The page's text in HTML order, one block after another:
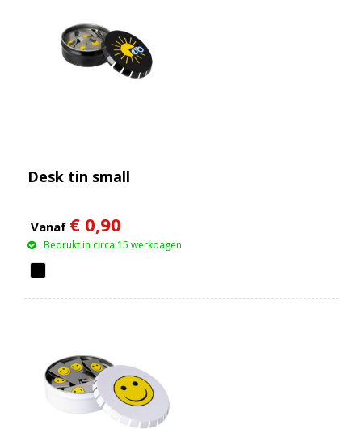
Desk tin small
Vanaf € 0,90
Bedrukt in circa 15 werkdagen